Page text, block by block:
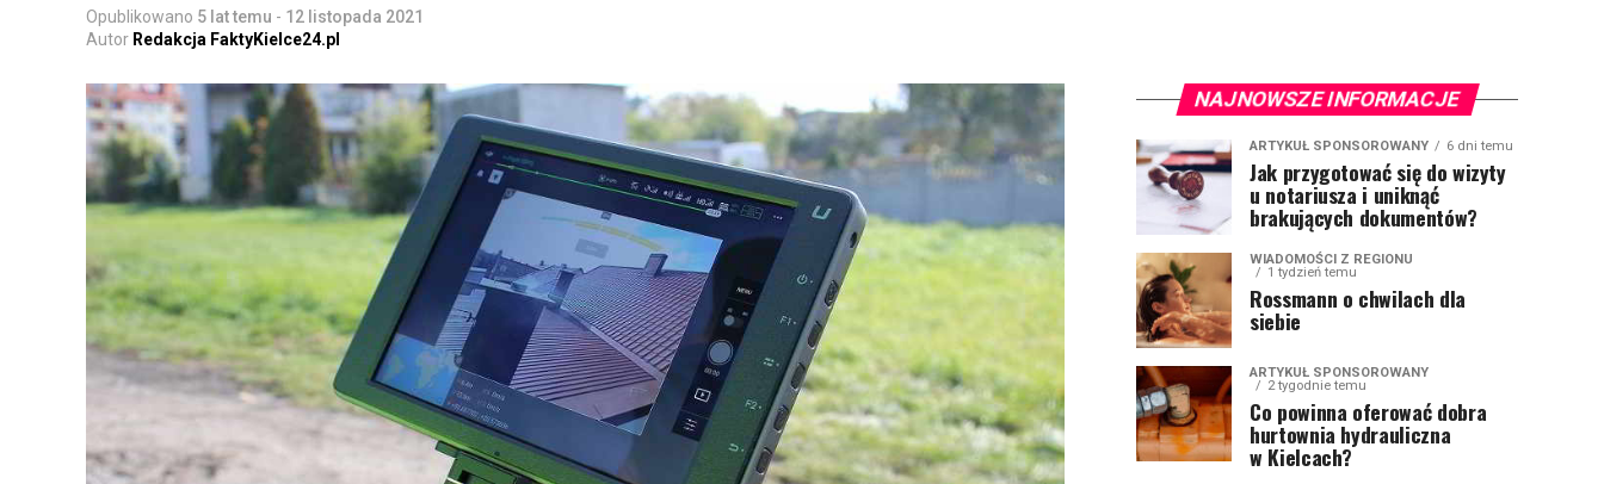
Opublikowano 5 lat temu - 12 listopada 2021
Autor Redakcja FaktyKielce24.pl
NAJNOWSZE INFORMACJE
ARTYKUŁ SPONSOROWANY 6 dni temu
Jak przygotować się do wizyty
u notariusza i uniknąć
brakujących dokumentów?
WIADOMOŚCI Z REGIONU
1 tydzień temu
Rossmann o chwilach dla
siebie
ARTYKUŁ SPONSOROWANY
2 tygodnie temu
Co powinna oferować dobra
hurtownia hydrauliczna
w Kielcach?